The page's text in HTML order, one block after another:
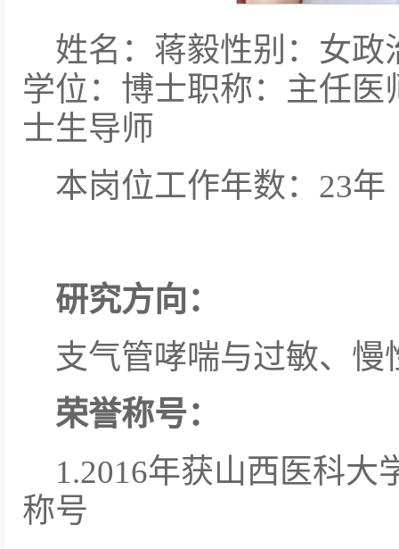
姓名：蒋毅性别：女
学位：博士职称：主任
士生导师
本岗位工作年数：23年
研究方向：
支气管哮喘与过敏、
荣誉称号：
1.2016年获山西医科
称号